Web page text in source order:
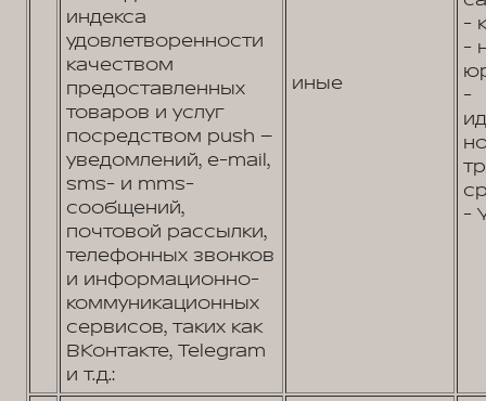
индекса
удовлетворенности
качеством
предоставленных
товаров и услуг
посредством push –
уведомлений, e-mail,
sms- и mms-
сообщений,
почтовой рассылки,
телефонных звонков
и информационно-
коммуникационных
сервисов, таких как
ВКонтакте, Telegram
и т.д.:
иные
-
-
-
-